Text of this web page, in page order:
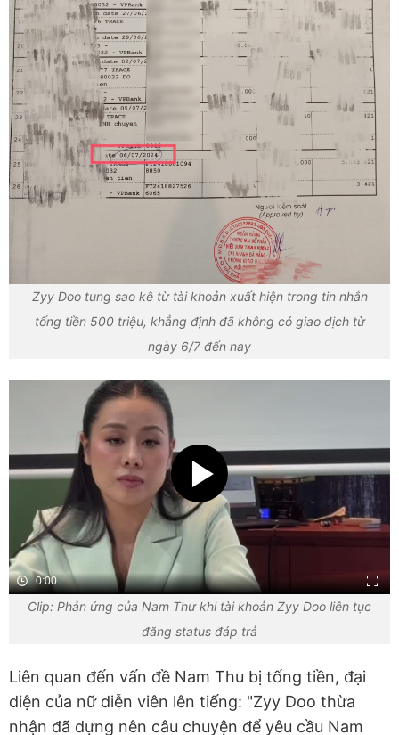
Zyy Doo tung sao kê từ tài khoản xuất hiện trong tin nhắn
tống tiền 500 triệu, khẳng định đã không có giao dịch từ
ngày 6/7 đến nay
0:00
Clip: Phản ứng của Nam Thư khi tài khoản Zyy Doo liên tục
đăng status đáp trả
Liên quan đến vấn đề Nam Thu bị tống tiền, đại
diện của nữ diễn viên lên tiếng: "Zyy Doo thừa
nhận đã dựng nên câu chuyện để yêu cầu Nam